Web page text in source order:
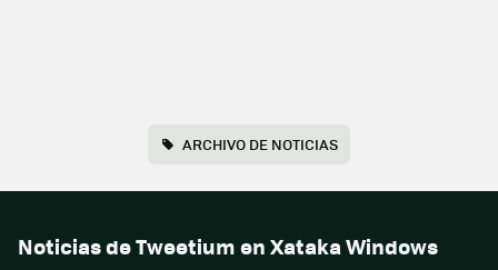
ARCHIVO DE NOTICIAS
Noticias de Tweetium en Xataka Windows